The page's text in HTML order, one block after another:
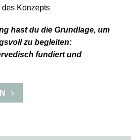
des Konzepts
hast du die Grundlage, um
zu begleiten:
fundiert und